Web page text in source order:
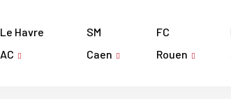
Le Havre
AC
SM
Caen
FC
Rouen